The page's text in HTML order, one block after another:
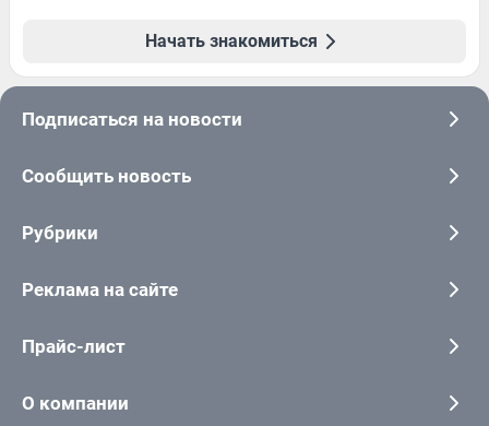
Начать знакомиться
Подписаться на новости
Сообщить новость
Рубрики
Реклама на сайте
Прайс-лист
О компании